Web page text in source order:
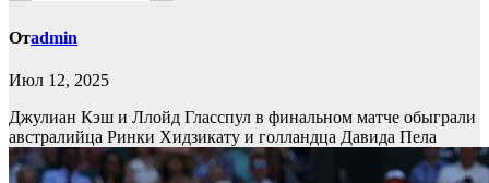
Отadmin
Июл 12, 2025
Джулиан Кэш и Ллойд Гласспул в финальном матче обыграли
австралийца Ринки Хидзикату и голландца Давида Пела